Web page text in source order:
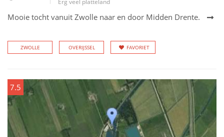
Erg veel platteland
Mooie tocht vanuit Zwolle naar en door Midden Drente.
ZWOLLE OVERIJSSEL FAVORIET
7.5